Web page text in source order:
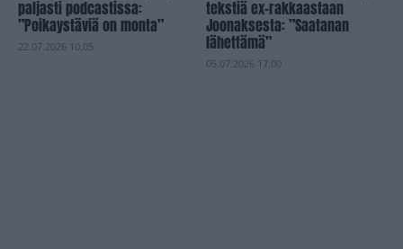
paljasti podcastissa:
”Poikaystäviä on monta”
22.07.2026 10.05
tekstiä ex-rakkaastaan
Joonaksesta: ”Saatanan
lähettämä”
05.07.2026 17.00